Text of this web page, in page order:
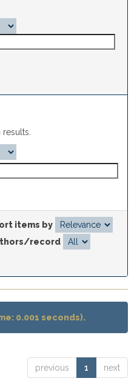
items by
record
0.001 seconds).
previous 1 next